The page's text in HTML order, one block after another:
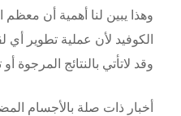
وهذا يبين لنا أهمية أن معظم
الكوفيد لأن عملية تطوير أي
وقد لاتأتي بالنتائج
أخبار ذات صلة بالأجسام